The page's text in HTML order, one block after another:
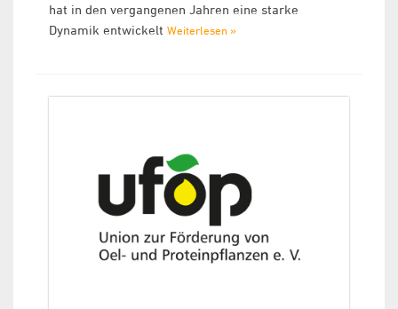
hat in den vergangenen Jahren eine starke
Dynamik entwickelt Weiterlesen »